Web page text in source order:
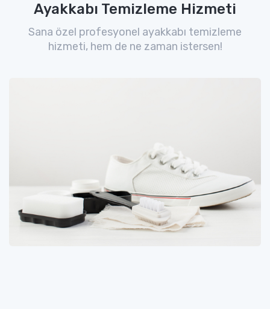
Ayakkabı Temizleme Hizmeti
Sana özel profesyonel ayakkabı temizleme
hizmeti, hem de ne zaman istersen!